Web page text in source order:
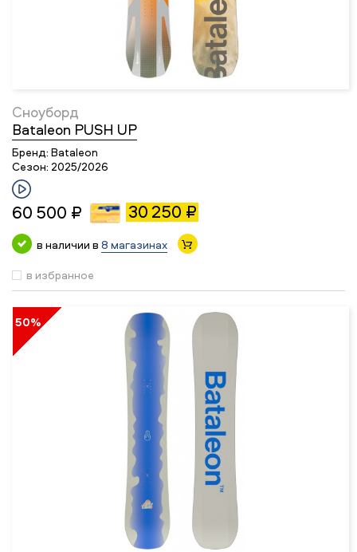
Сноуборд
Bataleon PUSH UP
Бренд: Bataleon
Сезон: 2025/2026
60 500 ₽ 30 250 ₽
в наличии в 8 магазинах
в избранное
50%